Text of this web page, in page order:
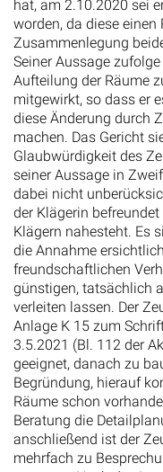
worden, da diese einen
Zusammenlegung
Seiner Aussage
Aufteilung der Räume
mitgewirkt, so dass er
diese Änderung durch
machen. Das Gericht
Glaubwürdigkeit des
seiner Aussage in
dabei nicht
der Klägerin
Klägern nahesteht. Es
die Annahme
freundschaftlichen
günstigen, tatsächlich
verleiten lassen. Der
Anlage K 15 zum
3.5.2021 (Bl. 112 der
geeignet, danach zu
Begründung, hierauf
Räume schon
Beratung die
anschließend ist der
mehrfach zu
gewesen. Nach der